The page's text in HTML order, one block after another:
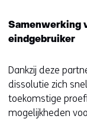
Samenwerking
eindgebruiker
Dankzij deze
dissolutie zich
toekomstige
mogelijkheden